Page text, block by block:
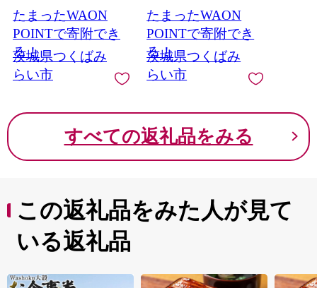
たまったWAON
POINTで寄附でき
る！
茨城県つくばみ
らい市
新生児 1歳 2歳 3歳 ベ
ビー用品 出産準備 出
産 [AA82-NT]
たまったWAON
POINTで寄附でき
る！
茨城県つくばみ
らい市
すべての返礼品をみる
この返礼品をみた人が見て
いる返礼品